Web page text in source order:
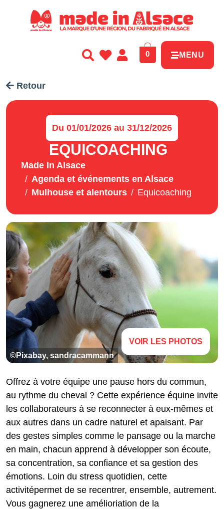
0 MENU
Retour
Du 01/01/2026 au 31/12/2026
EQUICOACHING
Made In Alsace
Agenda et événements en Alsace
Mulhouse et alentours
Equicoaching
©Pixabay, sandracammann
VOIR LES PHOTOS
Offrez à votre équipe une pause hors du commun,
au rythme du cheval ? Cette expérience équine invite
les collaborateurs à se reconnecter à eux-mêmes et
aux autres dans un cadre naturel et apaisant. Par
des gestes simples comme le pansage ou la marche
en main, chacun apprend à développer son écoute,
sa concentration, sa confiance et sa gestion des
émotions. Loin du stress quotidien, cette
activitépermet de se recentrer, ensemble, autrement.
Vous gagnerez une amélioriation de la